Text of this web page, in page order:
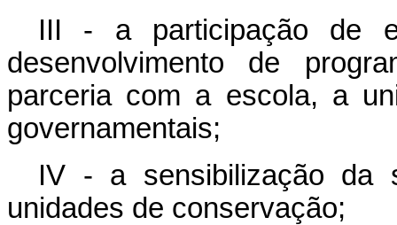
III - a participação de
desenvolvimento de
parceria com a escola, a
governamentais;
IV - a sensibilização da
unidades de conservação;